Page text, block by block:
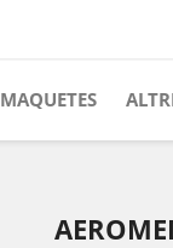
MAQUETES